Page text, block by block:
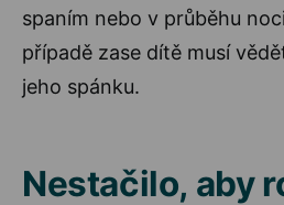
spaním nebo v průběhu
případě zase dítě musí
jeho spánku.
Nestačilo, aby